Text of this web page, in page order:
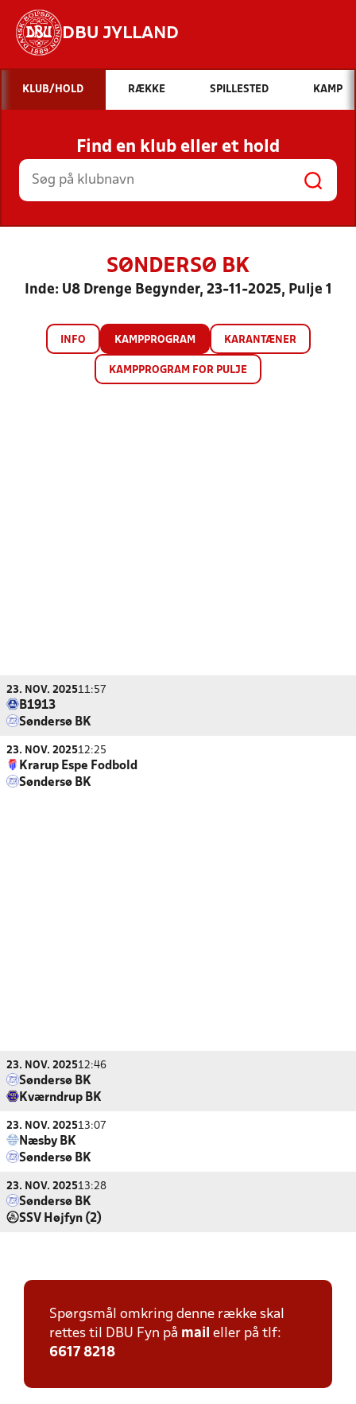
DBU JYLLAND
Hvad vil du søge efter?
INDHOLD OG NYHEDER
STILLINGER, RESULTATER, KLUBBER OG
HOLD
KLUB/HOLD RÆKKE SPILLESTED KAMP
Find en klub eller et hold
SØNDERSØ BK
Inde: U8 Drenge Begynder, 23-11-2025, Pulje 1
INFO KAMPPROGRAM KARANTÆNER
KAMPPROGRAM FOR PULJE
23. NOV. 202511:57
B1913
Søndersø BK
23. NOV. 202512:25
Krarup Espe Fodbold
Søndersø BK
23. NOV. 202512:46
Søndersø BK
Kværndrup BK
23. NOV. 202513:07
Næsby BK
Søndersø BK
23. NOV. 202513:28
Søndersø BK
SSV Højfyn (2)
Spørgsmål omkring denne række skal
rettes til DBU Fyn på mail eller på tlf:
6617 8218